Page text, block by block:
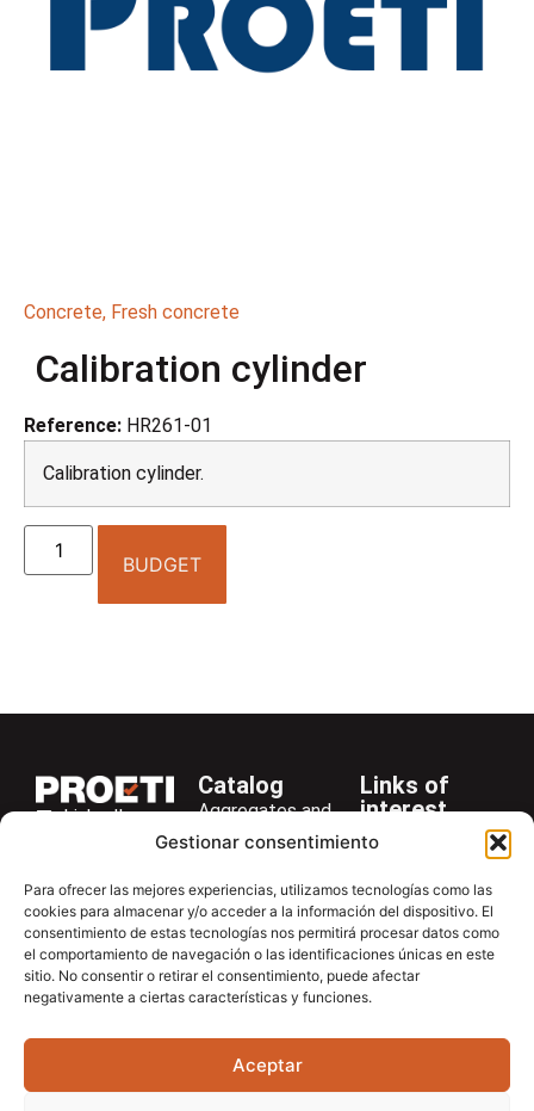
Gestionar consentimiento
Para ofrecer las mejores experiencias, utilizamos tecnologías como las
cookies para almacenar y/o acceder a la información del dispositivo. El
consentimiento de estas tecnologías nos permitirá procesar datos como
el comportamiento de navegación o las identificaciones únicas en este
sitio. No consentir o retirar el consentimiento, puede afectar
negativamente a ciertas características y funciones.
Aceptar
Concrete, Fresh concrete
Calibration cylinder
Reference: HR261-01
Calibration cylinder.
BUDGET
LinkedIn
+34 916 28
29 40
proetisa@proetisa.com
Ctra de
Algete, Av
M-106, Km
Algete,
Catalog
Aggregates and
Rocks
Asphalt
Cements
Concrete
Soils
Soilmatic
Steels
Links of
interest
Company
News
Newsletter
Download
Contac